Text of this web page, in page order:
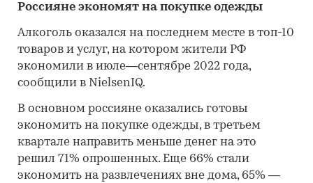
Россияне экономят на покупке одежды
Алкоголь оказался на последнем месте в топ-10
товаров и услуг, на котором жители РФ
экономили в июле—сентябре 2022 года,
сообщили в NielsenIQ.
В основном россияне оказались готовы
экономить на покупке одежды, в третьем
квартале направить меньше денег на это
решил 71% опрошенных. Еще 66% стали
экономить на развлечениях вне дома, 65% —